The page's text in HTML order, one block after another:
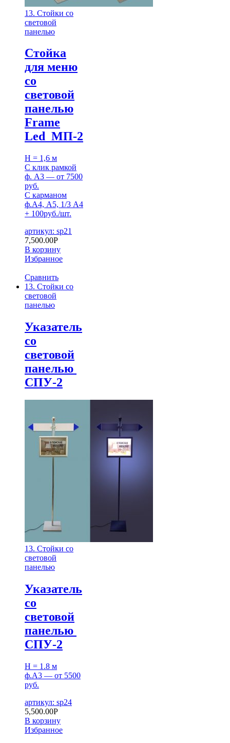
13. Стойки со
световой
панелью
Стойка
для меню
со
световой
панелью
Frame
Led МП-2
H = 1,6 м
С клик рамкой
ф. A3 — от 7500
руб.
С карманом
ф.А4, А5, 1/3 А4
+ 100руб./шт.
артикул: sp21
7,500.00Р
В корзину
Избранное
Сравнить
13. Стойки со
световой
панелью
Указатель
со
световой
панелью
СПУ-2
13. Стойки со
световой
панелью
Указатель
со
световой
панелью
СПУ-2
H = 1.8 м
ф.А3 — от 5500
руб.
артикул: sp24
5,500.00Р
В корзину
Избранное